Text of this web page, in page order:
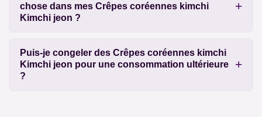
chose dans mes Crêpes coréennes kimchi
Kimchi jeon ?
Puis-je congeler des Crêpes coréennes kimchi
Kimchi jeon pour une consommation ultérieure
?